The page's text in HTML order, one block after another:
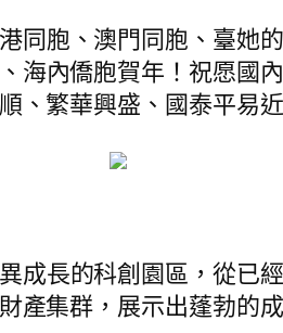
同胞、澳門同胞、臺她
海內僑胞賀年！祝愿國
、繁華興盛、國泰平易近
成長的科創園區，從已
產集群，展示出蓬勃的